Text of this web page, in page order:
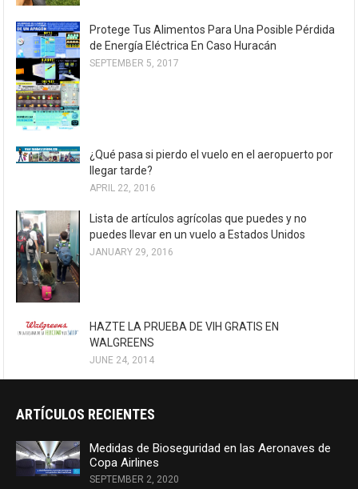
Protege Tus Alimentos Para Una Posible Pérdida
de Energía Eléctrica En Caso Huracán
SEPTEMBER 5, 2017
¿Qué pasa si pierdo el vuelo en el aeropuerto por
llegar tarde?
APRIL 22, 2016
Lista de artículos agrícolas que puedes y no
puedes llevar en un vuelo a Estados Unidos
JANUARY 29, 2016
HAZTE LA PRUEBA DE VIH GRATIS EN
WALGREENS
JUNE 24, 2014
ARTÍCULOS RECIENTES
Medidas de Bioseguridad en las Aeronaves de
Copa Airlines
SEPTEMBER 2, 2020